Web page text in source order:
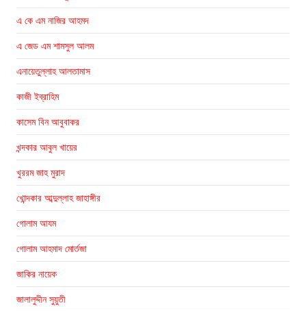
এ কে এম নাজির আহমদ
এ জেড এম শামসুল আলম
এনায়েতুল্লাহ আলতামাস
কাজী ইব্রাহিম
কাসেম বিন আবুবাকর
খন্দকার আবুল খায়ের
খুররম জাহ মুরাদ
খোন্দকার আব্দুল্লাহ জাহাঙ্গীর
গোলাম আযম
গোলাম আহমাদ মোর্তজা
জাকির নায়েক
জালালুদ্দীন সুয়ুতী